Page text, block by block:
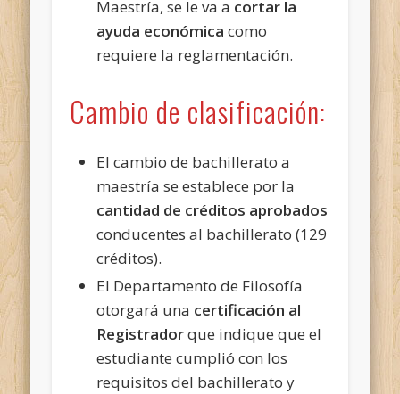
Maestría, se le va a cortar la
ayuda económica como
requiere la reglamentación.
Cambio de clasificación:
El cambio de bachillerato a
maestría se establece por la
cantidad de créditos aprobados
conducentes al bachillerato (129
créditos).
El Departamento de Filosofía
otorgará una certificación al
Registradorque indique que el
estudiante cumplió con los
requisitos del bachillerato y